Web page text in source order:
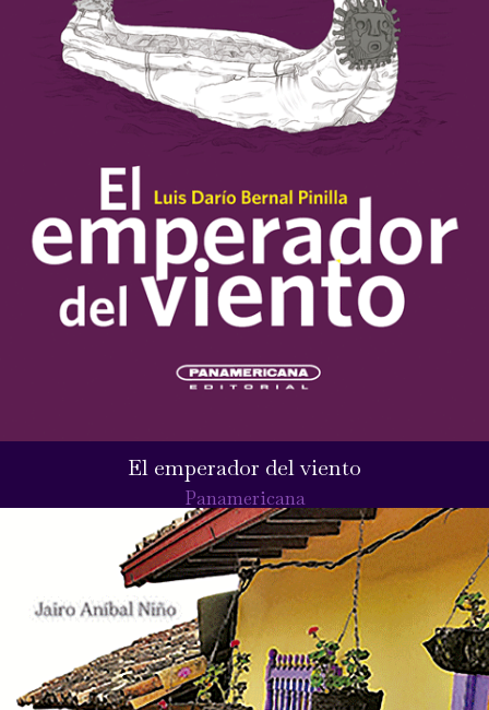
El emperador del viento
Panamericana